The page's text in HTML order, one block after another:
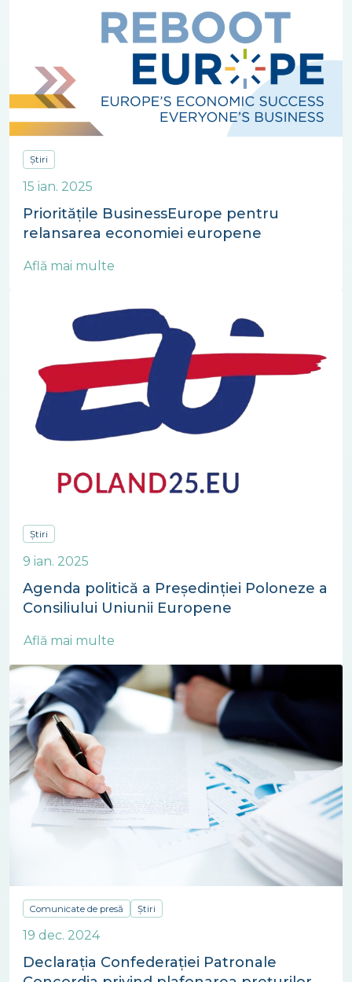
energie din Europa în criza complexă actuală.
Noi, în calitate […]
Știri
15 ian. 2025
Prioritățile BusinessEurope pentru
relansarea economiei europene
Află mai multe
Știri
9 ian. 2025
Agenda politică a Președinției Poloneze a
Consiliului Uniunii Europene
Află mai multe
Comunicate de presă Știri
19 dec. 2024
Declarația Confederației Patronale